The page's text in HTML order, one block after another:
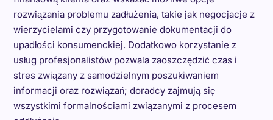
rozwiązania problemu zadłużenia, takie jak negocjacje z
wierzycielami czy przygotowanie dokumentacji do
upadłości konsumenckiej. Dodatkowo korzystanie z
usług profesjonalistów pozwala zaoszczędzić czas i
stres związany z samodzielnym poszukiwaniem
informacji oraz rozwiązań; doradcy zajmują się
wszystkimi formalnościami związanymi z procesem